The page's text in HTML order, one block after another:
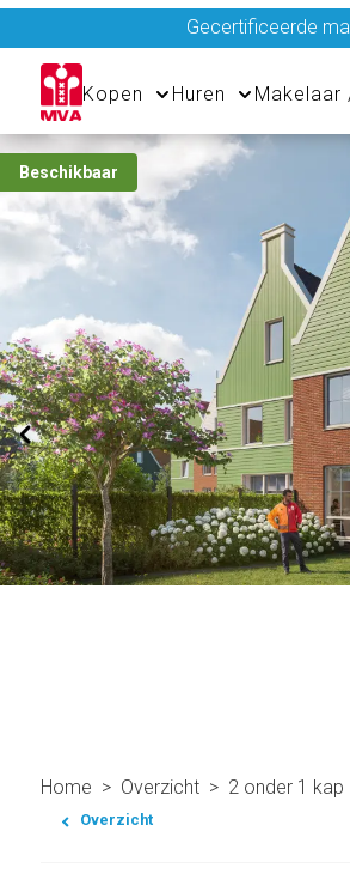
Gecertificeerde
Kopen Huren Makelaar
Beschikbaar
Home Overzicht 2 onder 1 kap
Overzicht